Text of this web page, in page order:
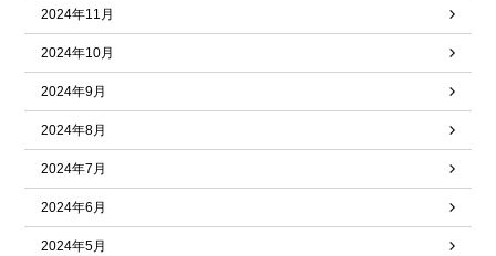
2024年11月
2024年10月
2024年9月
2024年8月
2024年7月
2024年6月
2024年5月